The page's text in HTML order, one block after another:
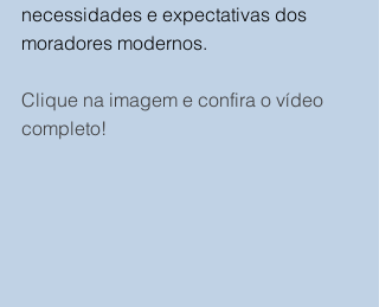
necessidades e expectativas dos
moradores modernos.
Clique na imagem e confira o vídeo
completo!